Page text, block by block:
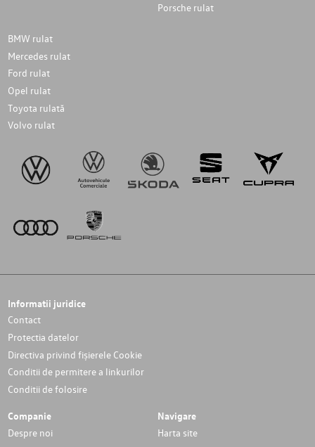
Porsche rulat
BMW rulat
Mercedes rulat
Ford rulat
Opel rulat
Toyota rulată
Volvo rulat
Informatii juridice
Contact
Protectia datelor
Directiva privind fișierele Cookie
Conditii de permitere a linkurilor
Conditii de folosire
Companie
Despre noi
Navigare
Harta site